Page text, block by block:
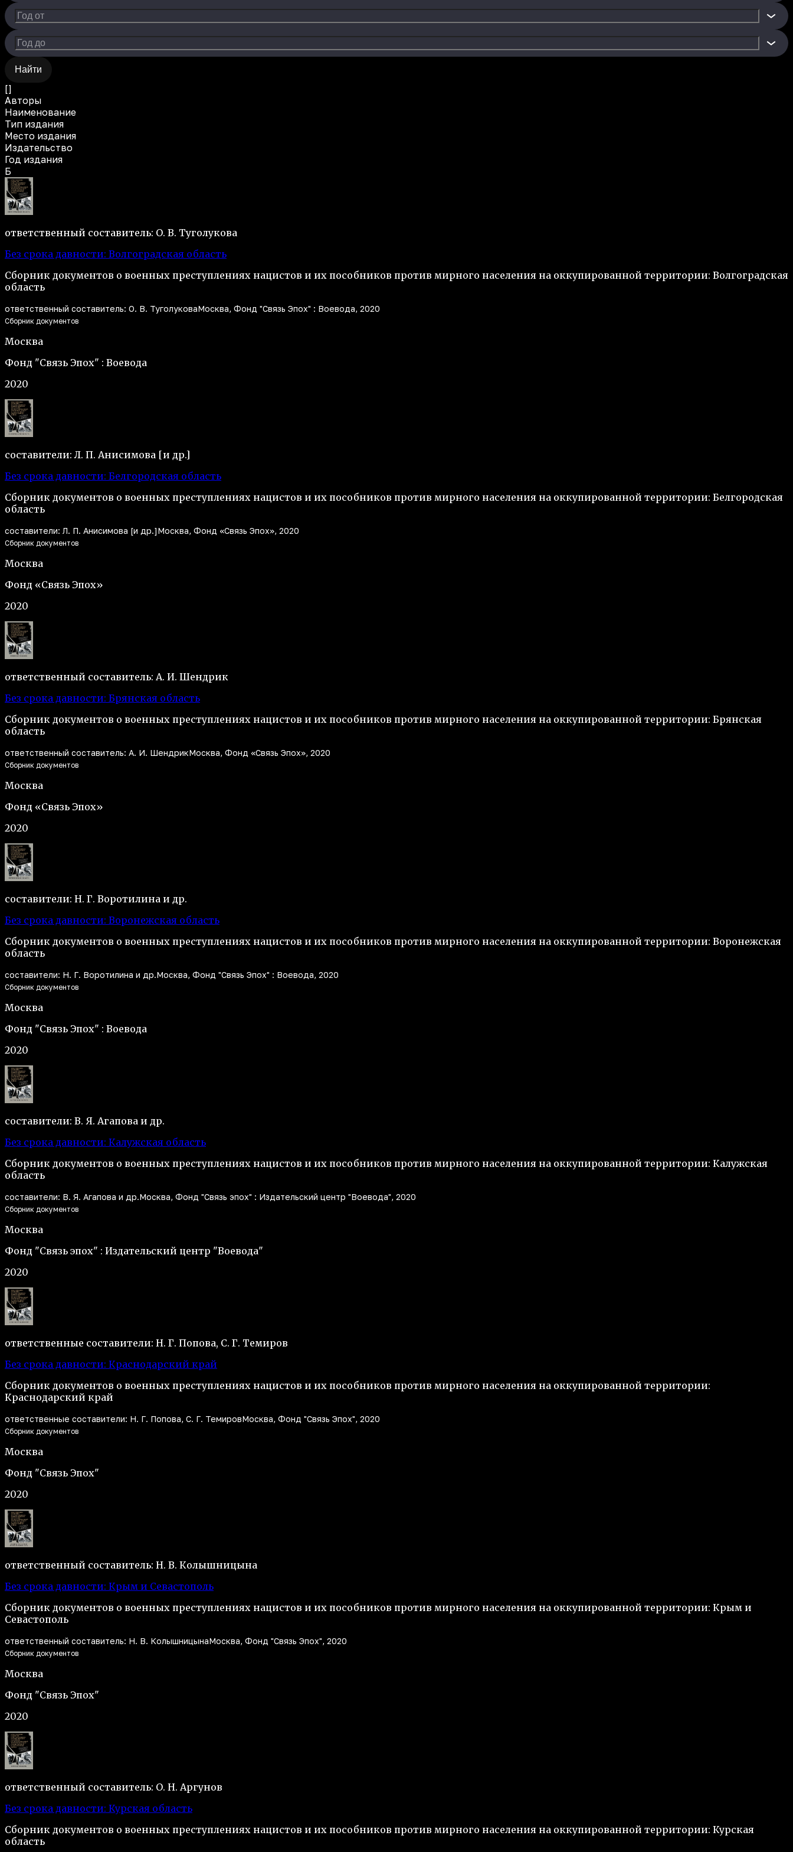
Найти
[]
Авторы
Наименование
Тип издания
Место издания
Издательство
Год издания
Б
ответственный составитель: О. В. Туголукова
Без срока давности: Волгоградская область
Сборник документов о военных преступлениях нацистов и их пособников против мирного населения на оккупированной территории: Волгоградская
область
ответственный составитель: О. В. ТуголуковаМосква, Фонд "Связь Эпох" : Воевода, 2020
Сборник документов
Москва
Фонд "Связь Эпох" : Воевода
2020
составители: Л. П. Анисимова [и др.]
Без срока давности: Белгородская область
Сборник документов о военных преступлениях нацистов и их пособников против мирного населения на оккупированной территории: Белгородская
область
составители: Л. П. Анисимова [и др.]Москва, Фонд «Связь Эпох», 2020
Сборник документов
Москва
Фонд «Связь Эпох»
2020
ответственный составитель: А. И. Шендрик
Без срока давности: Брянская область
Сборник документов о военных преступлениях нацистов и их пособников против мирного населения на оккупированной территории: Брянская
область
ответственный составитель: А. И. ШендрикМосква, Фонд «Связь Эпох», 2020
Сборник документов
Москва
Фонд «Связь Эпох»
2020
составители: Н. Г. Воротилина и др.
Без срока давности: Воронежская область
Сборник документов о военных преступлениях нацистов и их пособников против мирного населения на оккупированной территории: Воронежская
область
составители: Н. Г. Воротилина и др.Москва, Фонд "Связь Эпох" : Воевода, 2020
Сборник документов
Москва
Фонд "Связь Эпох" : Воевода
2020
составители: В. Я. Агапова и др.
Без срока давности: Калужская область
Сборник документов о военных преступлениях нацистов и их пособников против мирного населения на оккупированной территории: Калужская
область
составители: В. Я. Агапова и др.Москва, Фонд "Связь эпох" : Издательский центр "Воевода", 2020
Сборник документов
Москва
Фонд "Связь эпох" : Издательский центр "Воевода"
2020
ответственные составители: Н. Г. Попова, С. Г. Темиров
Без срока давности: Краснодарский край
Сборник документов о военных преступлениях нацистов и их пособников против мирного населения на оккупированной территории:
Краснодарский край
ответственные составители: Н. Г. Попова, С. Г. ТемировМосква, Фонд "Связь Эпох", 2020
Сборник документов
Москва
Фонд "Связь Эпох"
2020
ответственный составитель: Н. В. Колышницына
Без срока давности: Крым и Севастополь
Сборник документов о военных преступлениях нацистов и их пособников против мирного населения на оккупированной территории: Крым и
Севастополь
ответственный составитель: Н. В. КолышницынаМосква, Фонд "Связь Эпох", 2020
Сборник документов
Москва
Фонд "Связь Эпох"
2020
ответственный составитель: О. Н. Аргунов
Без срока давности: Курская область
Сборник документов о военных преступлениях нацистов и их пособников против мирного населения на оккупированной территории: Курская
область